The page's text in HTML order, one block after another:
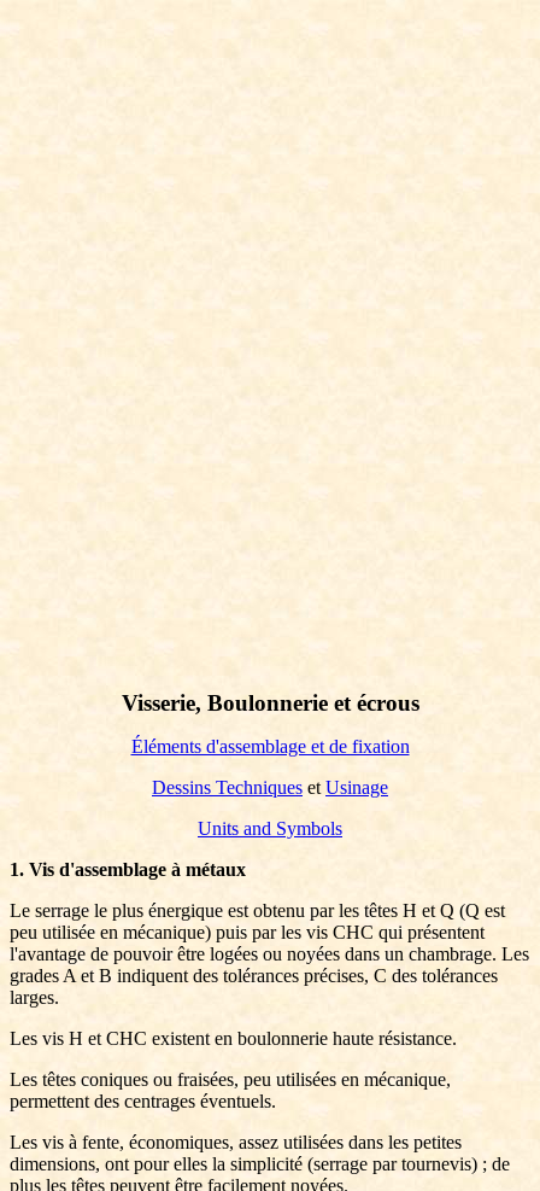
Visserie, Boulonnerie et écrous
Éléments d'assemblage et de fixation
Dessins Techniques et Usinage
Units and Symbols
1. Vis d'assemblage à métaux
Le serrage le plus énergique est obtenu par les têtes H et Q (Q est
peu utilisée en mécanique) puis par les vis CHC qui présentent
l'avantage de pouvoir être logées ou noyées dans un chambrage. Les
grades A et B indiquent des tolérances précises, C des tolérances
larges.
Les vis H et CHC existent en boulonnerie haute résistance.
Les têtes coniques ou fraisées, peu utilisées en mécanique,
permettent des centrages éventuels.
Les vis à fente, économiques, assez utilisées dans les petites
dimensions, ont pour elles la simplicité (serrage par tournevis) ; de
plus les têtes peuvent être facilement noyées.